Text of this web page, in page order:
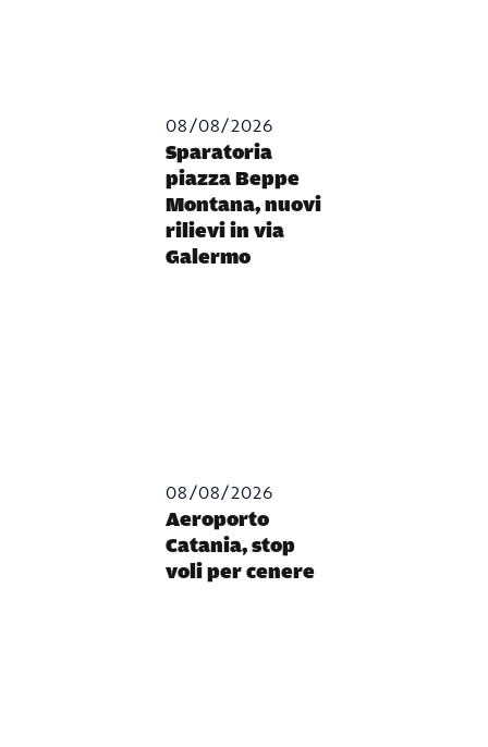
08/08/2026
Sparatoria
piazza Beppe
Montana, nuovi
rilievi in via
Galermo
08/08/2026
Aeroporto
Catania, stop
voli per cenere